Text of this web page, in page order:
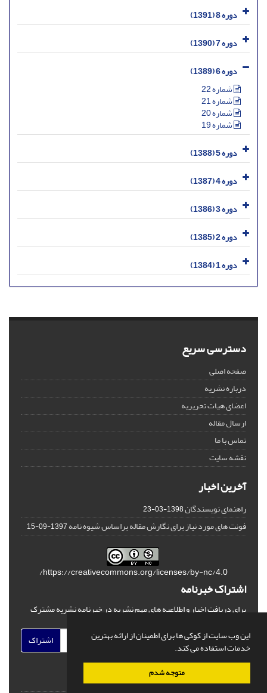
این وب سایت از کوکی ها برای اطمینان از ارائه بهترین
خدمات استفاده می کند.
متوجه شدم
دوره 8 (1391)
دوره 7 (1390)
دوره 6 (1389)
شماره 22
شماره 21
شماره 20
شماره 19
دوره 5 (1388)
دوره 4 (1387)
دوره 3 (1386)
دوره 2 (1385)
دوره 1 (1384)
دسترسی سریع
صفحه اصلی
درباره نشریه
اعضای هیات تحریریه
ارسال مقاله
تماس با ما
نقشه سایت
آخرین اخبار
راهنمای نویسندگان1398-03-23
فونت های مورد نیاز برای نگارش مقاله براساس شیوه نامه1397-09-15
https://creativecommons.org/licenses/by-nc/4.0/
اشتراک خبرنامه
برای دریافت اخبار و اطلاعیه های مهم نشریه در خبرنامه نشریه مشترک
اشتراک